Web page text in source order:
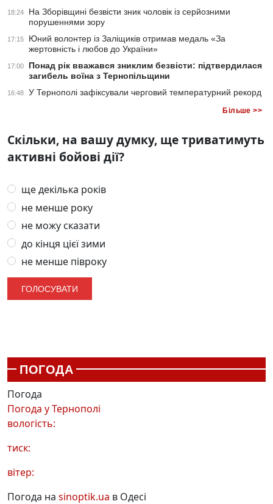
18:24
На Зборівщині безвісти зник чоловік із серйозними
порушеннями зору
17:15
Юний волонтер із Заліщиків отримав медаль «За
жертовність і любов до України»
17:00
Понад рік вважався зниклим безвісти: підтвердилася
загибель воїна з Тернопільщини
16:48 У Тернополі зафіксували черговий температурний рекорд
Більше >>
Скільки, на вашу думку, ще триватимуть
активні бойові дії?
ще декілька років
не менше року
не можу сказати
до кінця цієї зими
не менше півроку
ПОГОДА
Погода
Погода уТернополі
вологість:
тиск:
вітер:
Погода на sinoptik.ua в Одесі